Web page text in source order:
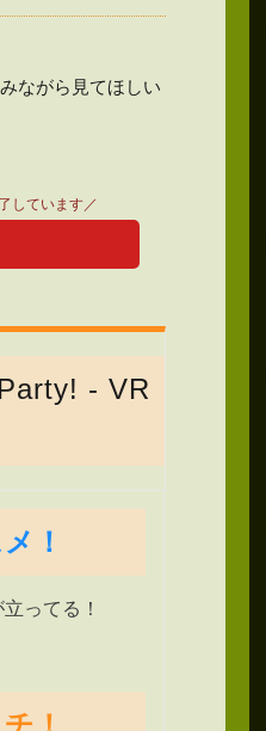
ながら見てほしい
しています／
- VR
！
ってる！